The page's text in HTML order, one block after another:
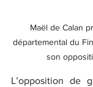
Maël de Calan
départemental du
son
L’opposition de